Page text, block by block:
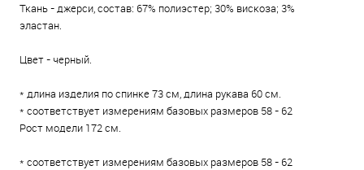
Ткань - джерси, состав: 67% полиэстер; 30% вискоза; 3%
эластан.
Цвет - черный.
* длина изделия по спинке 73 см, длина рукава 60 см.
* соответствует измерениям базовых размеров 58 - 62
Рост модели 172 см.
* соответствует измерениям базовых размеров 58 - 62